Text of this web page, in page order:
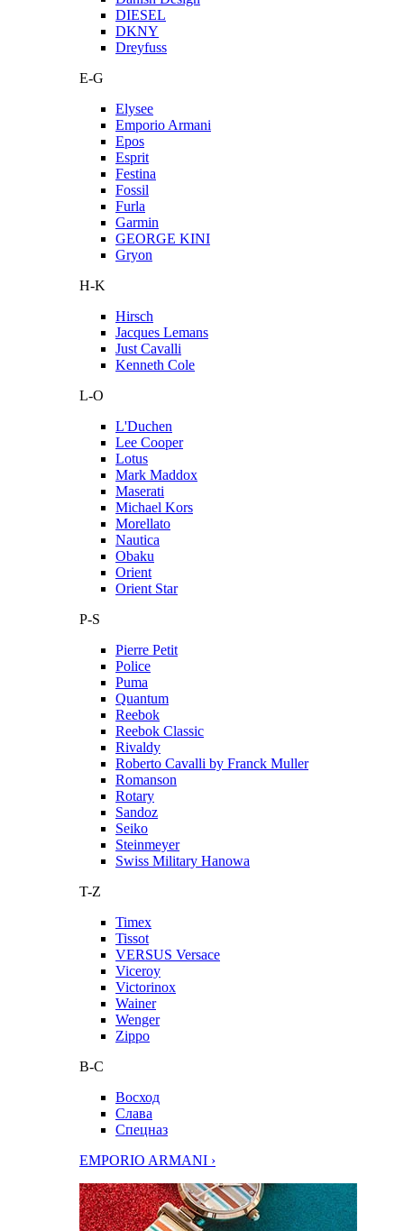
DIESEL
DKNY
Dreyfuss
E-G
Elysee
Emporio Armani
Epos
Esprit
Festina
Fossil
Furla
Garmin
GEORGE KINI
Gryon
H-K
Hirsch
Jacques Lemans
Just Cavalli
Kenneth Cole
L-O
L'Duchen
Lee Cooper
Lotus
Mark Maddox
Maserati
Michael Kors
Morellato
Nautica
Obaku
Orient
Orient Star
P-S
Pierre Petit
Police
Puma
Quantum
Reebok
Reebok Classic
Rivaldy
Roberto Cavalli by Franck Muller
Romanson
Rotary
Sandoz
Seiko
Steinmeyer
Swiss Military Hanowa
T-Z
Timex
Tissot
VERSUS Versace
Viceroy
Victorinox
Wainer
Wenger
Zippo
В-С
Восход
Слава
Спецназ
EMPORIO ARMANI ›